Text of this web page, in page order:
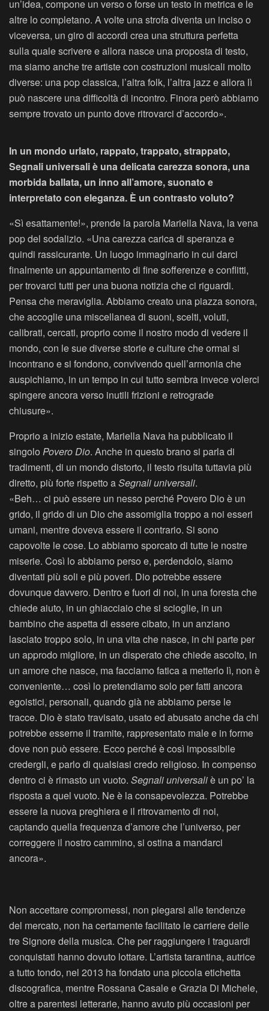
un’idea, compone un verso o forse un testo in metrica e le
altre lo completano. A volte una strofa diventa un inciso o
viceversa, un giro di accordi crea una struttura perfetta
sulla quale scrivere e allora nasce una proposta di testo,
ma siamo anche tre artiste con costruzioni musicali molto
diverse: una pop classica, l’altra folk, l’altra jazz e allora lì
può nascere una difficoltà di incontro. Finora però abbiamo
sempre trovato un punto dove ritrovarci d’accordo».
In un mondo urlato, rappato, trappato, strappato,
Segnali universali è una delicata carezza sonora, una
morbida ballata, un inno all’amore, suonato e
interpretato con eleganza. È un contrasto voluto?
«Sì esattamente!», prende la parola Mariella Nava, la vena
pop del sodalizio. «Una carezza carica di speranza e
quindi rassicurante. Un luogo immaginario in cui darci
finalmente un appuntamento di fine sofferenze e conflitti,
per trovarci tutti per una buona notizia che ci riguardi.
Pensa che meraviglia. Abbiamo creato una piazza sonora,
che accoglie una miscellanea di suoni, scelti, voluti,
calibrati, cercati, proprio come il nostro modo di vedere il
mondo, con le sue diverse storie e culture che ormai si
incontrano e si fondono, convivendo quell’armonia che
auspichiamo, in un tempo in cui tutto sembra invece volerci
spingere ancora verso inutili frizioni e retrograde
chiusure».
Proprio a inizio estate, Mariella Nava ha pubblicato il
singolo Povero Dio. Anche in questo brano si parla di
tradimenti, di un mondo distorto, il testo risulta tuttavia più
diretto, più forte rispetto aSegnali universali.
«Beh… ci può essere un nesso perché Povero Dio è un
grido, il grido di un Dio che assomiglia troppo a noi esseri
umani, mentre doveva essere il contrario. Si sono
capovolte le cose. Lo abbiamo sporcato di tutte le nostre
miserie. Così lo abbiamo perso e, perdendolo, siamo
diventati più soli e più poveri. Dio potrebbe essere
dovunque davvero. Dentro e fuori di noi, in una foresta che
chiede aiuto, in un ghiacciaio che si scioglie, in un
bambino che aspetta di essere cibato, in un anziano
lasciato troppo solo, in una vita che nasce, in chi parte per
un approdo migliore, in un disperato che chiede ascolto, in
un amore che nasce, ma facciamo fatica a metterlo lì, non è
conveniente… così lo pretendiamo solo per fatti ancora
egoistici, personali, quando già ne abbiamo perse le
tracce. Dio è stato travisato, usato ed abusato anche da chi
potrebbe esserne il tramite, rappresentato male e in forme
dove non può essere. Ecco perché è così impossibile
credergli, e parlo di qualsiasi credo religioso. In compenso
dentro ci è rimasto un vuoto. Segnali universaliè un po’ la
risposta a quel vuoto. Ne è la consapevolezza. Potrebbe
essere la nuova preghiera e il ritrovamento di noi,
captando quella frequenza d’amore che l’universo, per
correggere il nostro cammino, si ostina a mandarci
ancora».
Non accettare compromessi, non piegarsi alle tendenze
del mercato, non ha certamente facilitato le carriere delle
tre Signore della musica. Che per raggiungere i traguardi
conquistati hanno dovuto lottare. L’artista tarantina, autrice
a tutto tondo, nel 2013 ha fondato una piccola etichetta
discografica, mentre Rossana Casale e Grazia Di Michele,
oltre a parentesi letterarie, hanno avuto più occasioni per